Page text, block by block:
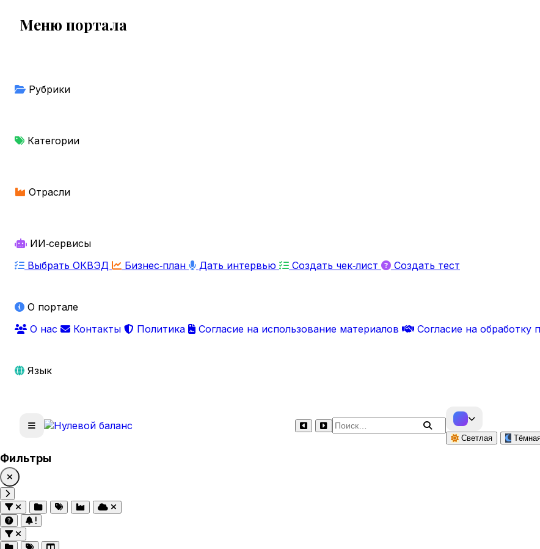
Меню портала
Рубрики
Категории
Отрасли
ИИ‑сервисы
Выбрать ОКВЭД
Бизнес‑план Дать интервью Создать чек‑лист Создать тест
О портале
О нас
Контакты Политика Согласие на использование материалов Согласие на обработку
Язык
Поиск по сайту
Светлая
Фильтры